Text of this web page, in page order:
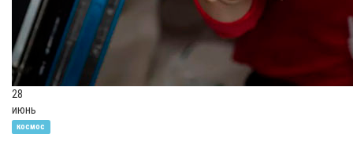
28
июнь
космос